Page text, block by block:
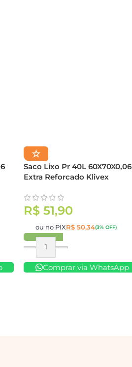
☆
Saco Lixo Pr 40L 60X70X0,06
Extra Reforcado Klivex
R$ 51,90
ou no PIXR$ 50,34(3% OFF)
Comprar
Comprar via WhatsApp